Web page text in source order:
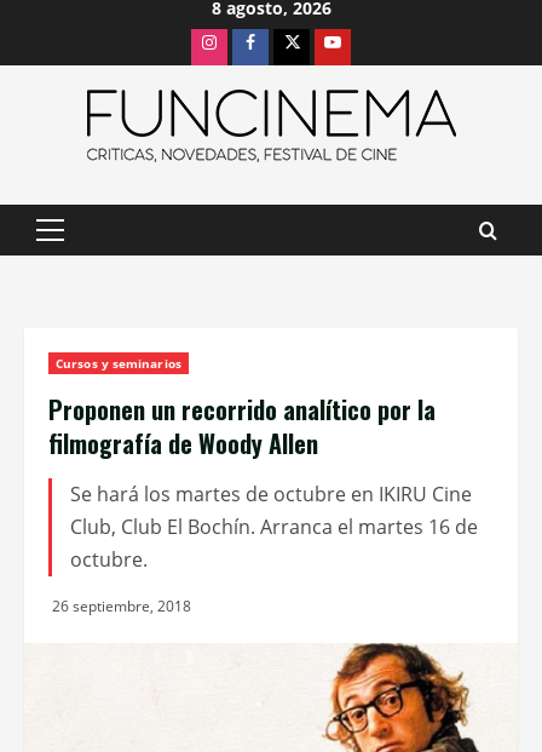
8 agosto, 2026
InstagramFacebook
X Youtube
Menú
Cursos y seminarios
Proponen un recorrido analítico por la
filmografía de Woody Allen
Se hará los martes de octubre en IKIRU Cine
Club, Club El Bochín. Arranca el martes 16 de
octubre.
26 septiembre, 2018